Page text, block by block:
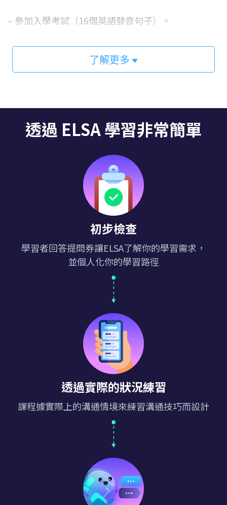
– 參加入學考試（16個英語發音句子）。
– 從 ELSA Speak 中發現有用的課程：發音單詞、短
了解更多
透過 ELSA 學習非常簡單
初步檢查
學習者回答提問券讓ELSA了解你的學習需求，
並個人化你的學習路徑
透過實際的狀況練習
課程據實際上的溝通情境來練習溝通技巧而設計